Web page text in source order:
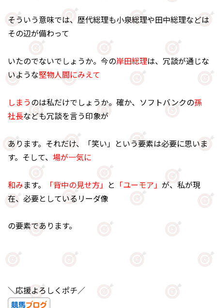
そういう意味では、歴代総理も小泉総理や田中総理などは
その辺が備わって
いたのでないでしょうか。今の岸田総理は、冗談が通じな
いような堅物人間にみえて
しまうのは私だけでしょうか。確か、ソフトバンクの孫
社長なども冗談を言う印象が
あります。それだけ、「笑い」という要素は必要に思いま
す。そして、 場が一気に
和みます。 「背中の見せ方」 と 「ユーモア」 が、私が現
在、必要としているリーダ像
の要素であります。
＼応援よろしくポチ／